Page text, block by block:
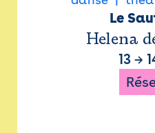
Le
Helena
13 →